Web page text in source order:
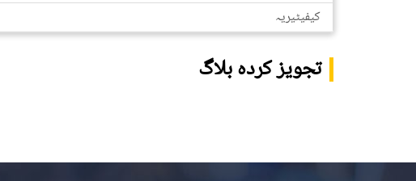
کیفیٹیریہ
تجویز کردہ بلاگ